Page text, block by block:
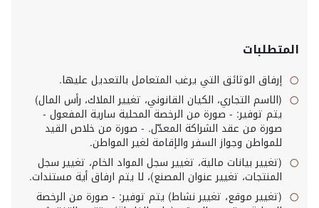
المتطلبات
إرفاق الوثائق التي يرغب المتعامل بالتعديل عليها.
(الاسم التجاري، الكيان القانوني، تغيير الملاك، رأس المال)
يتم توفير: - صورة من الرخصة المحلية سارية المفعول -
صورة من عقد الشراكة المعدّل. - صورة من خلاص القيد
للمواطن وجواز السفر والإقامة لغير المواطن.
(تغيير بيانات مالية، تغيير سجل المواد الخام، تغيير سجل
المنتجات، تغيير عنوان المصنع)، لا يتم ارفاق أية مستندات.
(تغيير موقع، تغيير نشاط) يتم توفير: - صورة من الرخصة